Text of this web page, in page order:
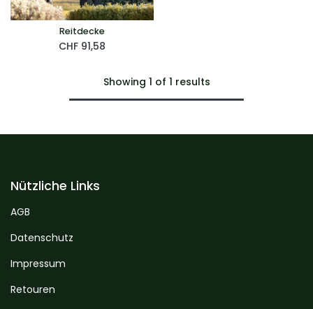
Reitdecke
CHF 91,58
Showing 1 of 1 results
Nützliche Links
AGB
Datenschutz
Impressum
Retouren